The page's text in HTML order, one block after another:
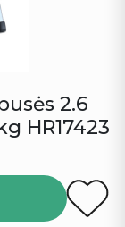
2.6
HR17423